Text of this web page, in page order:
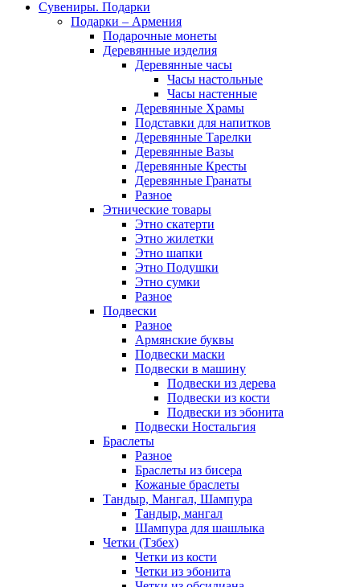
Сувениры. Подарки
Подарки – Армения
Подарочные монеты
Деревянные изделия
Деревянные часы
Часы настольные
Часы настенные
Деревянные Храмы
Подставки для напитков
Деревянные Тарелки
Деревянные Вазы
Деревянные Кресты
Деревянные Гранаты
Разное
Этнические товары
Этно скатерти
Этно жилетки
Этно шапки
Этно Подушки
Этно сумки
Разное
Подвески
Разное
Армянские буквы
Подвески маски
Подвески в машину
Подвески из дерева
Подвески из кости
Подвески из эбонита
Подвески Ностальгия
Браслеты
Разное
Браслеты из бисера
Кожаные браслеты
Тандыр, Мангал, Шампура
Тандыр, мангал
Шампура для шашлыка
Четки (Тзбех)
Четки из кости
Четки из эбонита